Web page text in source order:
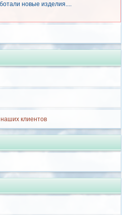
новые изделия....
клиентов